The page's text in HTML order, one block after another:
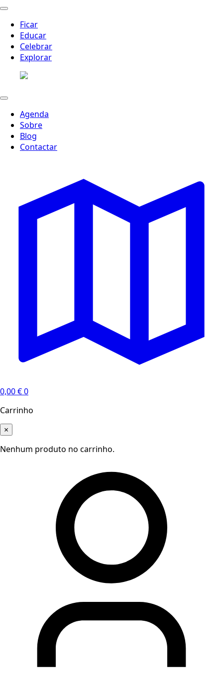
Ficar
Educar
Celebrar
Explorar
Agenda
Sobre
Blog
Contactar
0,00€0
Carrinho
×
Nenhum produto no carrinho.